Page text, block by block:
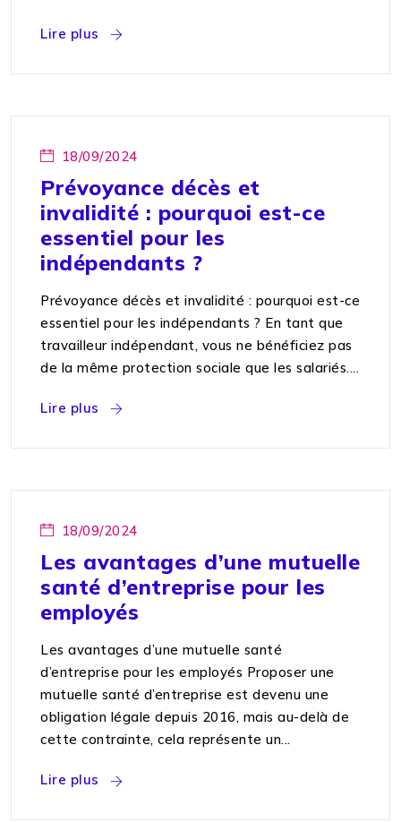
Lire plus
18/09/2024
Prévoyance décès et
invalidité : pourquoi est-ce
essentiel pour les
indépendants ?
Prévoyance décès et invalidité : pourquoi est-ce
essentiel pour les indépendants ? En tant que
travailleur indépendant, vous ne bénéficiez pas
de la même protection sociale que les salariés....
Lire plus
18/09/2024
Les avantages d’une mutuelle
santé d’entreprise pour les
employés
Les avantages d’une mutuelle santé
d’entreprise pour les employés Proposer une
mutuelle santé d’entreprise est devenu une
obligation légale depuis 2016, mais au-delà de
cette contrainte, cela représente un...
Lire plus